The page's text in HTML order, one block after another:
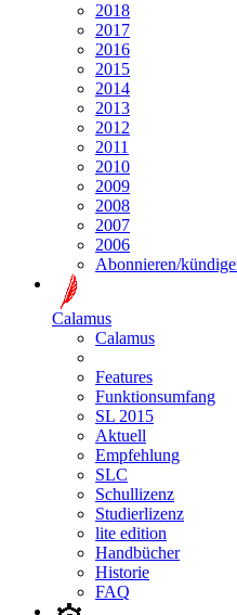
2018
2017
2016
2015
2014
2013
2012
2011
2010
2009
2008
2007
2006
Abonnieren/
Calamus
Calamus
Features
Funktionsumfang
SL 2015
Aktuell
Empfehlung
SLC
Schullizenz
Studierlizenz
lite edition
Handbücher
Historie
FAQ